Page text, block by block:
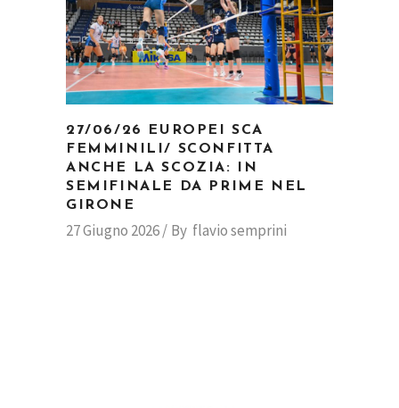
27/06/26 EUROPEI SCA
FEMMINILI/ SCONFITTA
ANCHE LA SCOZIA: IN
SEMIFINALE DA PRIME NEL
GIRONE
27 Giugno 2026 By flavio semprini